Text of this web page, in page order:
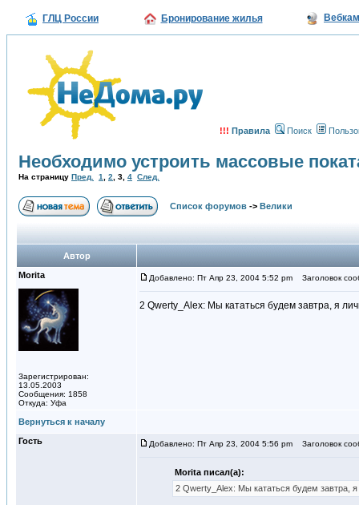
ГЛЦ России Бронирование жилья
!!! Правила Поиск
Необходимо устроить массовые
На страницу Пред. 1 2 3 4 След.
Список форумов -> Велики
Автор
Morita
Зарегистрирован:
13.05.2003
Сообщения: 1858
Откуда: Уфа
Добавлено: Пт Апр 23, 2004 5:52 pm Заголовок
2 Qwerty_Alex: Мы кататься будем завтра, я
Вернуться к началу
Гость
Добавлено: Пт Апр 23, 2004 5:56 pm Заголовок
Morita писал(а):
2 Qwerty_Alex: Мы кататься будем завтра,